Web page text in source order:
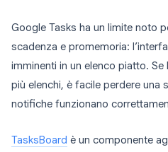
Google Tasks ha un limite noto
scadenza e promemoria:
imminenti in un elenco piatto.
più elenchi, è facile perdere una
notifiche funzionano
TasksBoard è un componente